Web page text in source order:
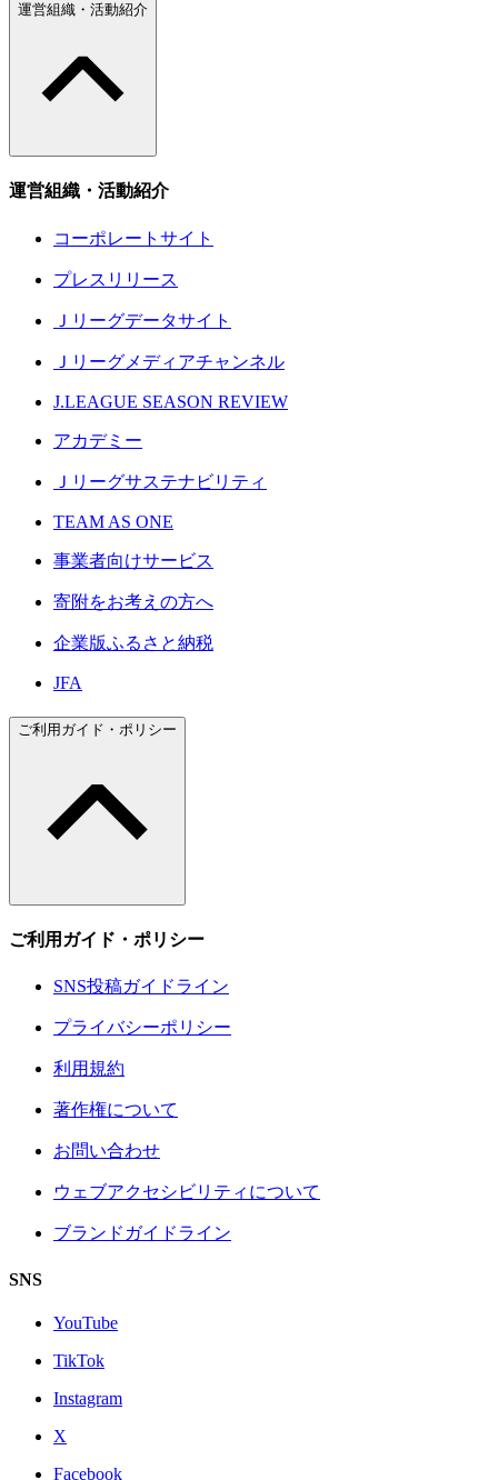
運営組織・活動紹介
運営組織・活動紹介
コーポレートサイト
プレスリリース
Ｊリーグデータサイト
Ｊリーグメディアチャンネル
J.LEAGUE SEASON REVIEW
アカデミー
Ｊリーグサステナビリティ
TEAM AS ONE
事業者向けサービス
寄附をお考えの方へ
企業版ふるさと納税
JFA
ご利用ガイド・ポリシー
ご利用ガイド・ポリシー
SNS投稿ガイドライン
プライバシーポリシー
利用規約
著作権について
お問い合わせ
ウェブアクセシビリティについて
ブランドガイドライン
SNS
YouTube
TikTok
Instagram
X
Facebook